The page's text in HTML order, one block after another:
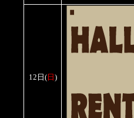
12日 (日 )